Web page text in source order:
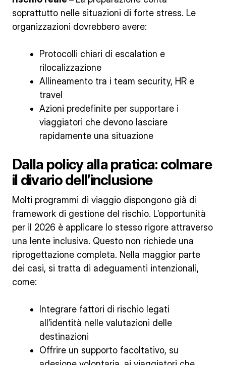
soprattutto nelle situazioni di forte stress. Le
organizzazioni dovrebbero avere:
Protocolli chiari di escalation e
rilocalizzazione
Allineamento tra i team security, HR e
travel
Azioni predefinite per supportare i
viaggiatori che devono lasciare
rapidamente una situazione
Dalla policy alla pratica: colmare
il divario dell’inclusione
Molti programmi di viaggio dispongono già di
framework di gestione del rischio. L’opportunità
per il 2026 è applicare lo stesso rigore attraverso
una lente inclusiva. Questo non richiede una
riprogettazione completa. Nella maggior parte
dei casi, si tratta di adeguamenti intenzionali,
come:
Integrare fattori di rischio legati
all’identità nelle valutazioni delle
destinazioni
Offrire un supporto facoltativo, su